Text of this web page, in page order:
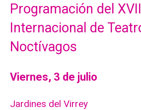
Programación del
Internacional de
Noctívagos
Viernes, 3 de julio
Jardines del Virrey